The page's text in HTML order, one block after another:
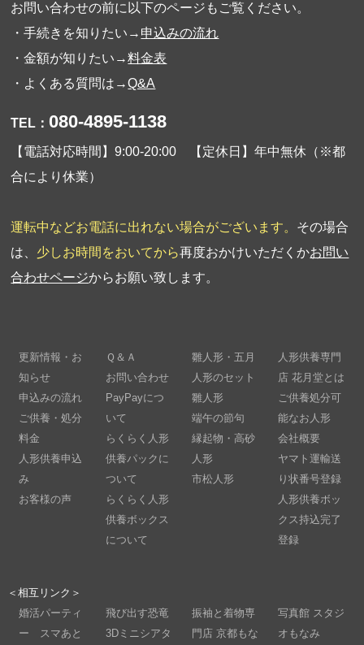
お問い合わせの前に以下のページもご覧ください。
・手続きを知りたい→ 申込みの流れ
・金額が知りたい→料金表
・よくある質問は→Q&A
TEL： 080-4895-1138
【電話対応時間】9:00-20:00 【定休日】年中無休（※都
合により休業）
運転中などお電話に出れない場合がございます。 その場合
は、 少しお時間をおいてから再度おかけいただくかお問い
合わせページからお願い致します。
更新情報・お
知らせ
申込みの流れ
ご供養・処分
料金
人形供養申込
み
お客様の声
Ｑ＆Ａ
お問い合わせ
PayPayにつ
いて
らくらく人形
供養パックに
ついて
らくらく人形
供養ボックス
について
雛人形・五月
人形のセット
雛人形
端午の節句
縁起物・高砂
人形
市松人形
人形供養専門
店 花月堂とは
ご供養処分可
能なお人形
会社概要
ヤマト運輸送
り状番号登録
人形供養ボッ
クス持込完了
登録
＜相互リンク＞
婚活パーティ
ー スマあと
飛び出す恐竜
3Dミニシアタ
振袖と着物専
門店 京都もな
写真館 スタジ
オもなみ